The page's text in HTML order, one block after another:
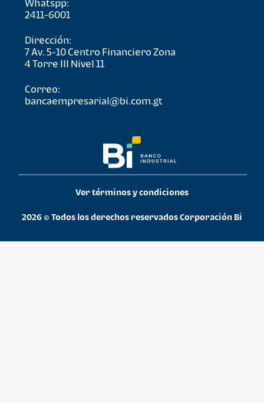
Whatspp:
2411-6001
Dirección:
7 Av. 5-10 Centro Financiero Zona
4 Torre lll Nivel 11
Correo:
bancaempresarial@bi.com.gt
2026 © Todos los derechos reservados Corporación Bi
Ver términos y condiciones